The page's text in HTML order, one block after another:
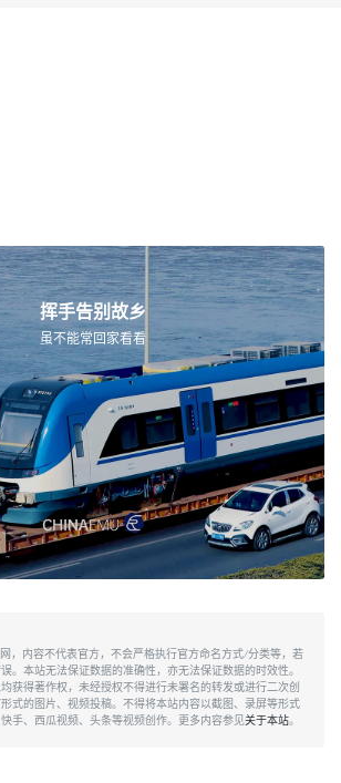
挥手告别故乡
虽不能常回家看看
，内容不代表官方，不会严格执行官方命名方式/分类等，若
。本站无法保证数据的准确性，亦无法保证数据的时效性。
获得著作权，未经授权不得进行未署名的转发或进行二次创
式的图片、视频投稿。不得将本站内容以截图、录屏等形式
手、西瓜视频、头条等视频创作。更多内容参见关于本站。